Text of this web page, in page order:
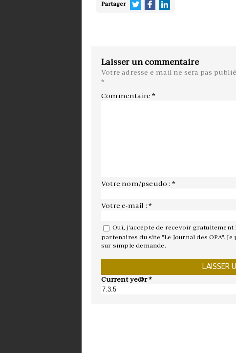
Partager
Laisser un commentaire
Votre adresse e-mail ne sera pas
*
Commentaire*
Votre nom/pseudo : *
Votre e-mail : *
Oui, j'accepte de recevoir
partenaires du site "Le Journal des OPA".
sur simple demande.
Current ye@r*